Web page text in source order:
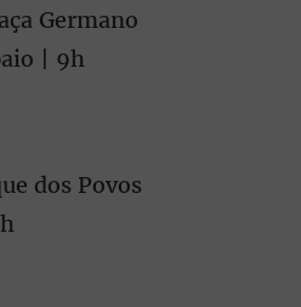
Germano
| 9h
dos Povos